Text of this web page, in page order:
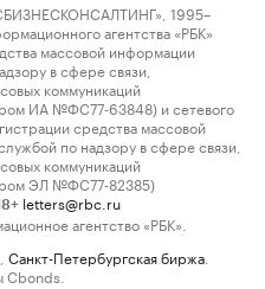
1995–
агентства «РБК»
массовой информации
в сфере связи,
коммуникаций
ИА №ФС77-63848) и сетевого
средства массовой
по надзору в сфере связи,
коммуникаций
ЭЛ №ФС77-82385)
letters@rbc.ru
агентство «РБК».
Санкт-Петербургская биржа
Cbonds.